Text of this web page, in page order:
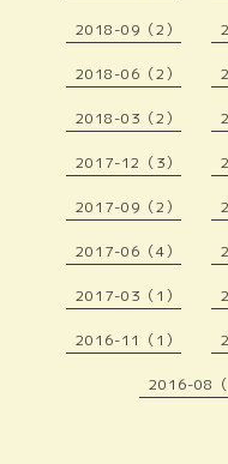
2018-09（2）
2018-06（2）
2018-03（2）
2017-12（3）
2017-09（2）
2017-06（4）
2017-03（1）
2016-11（1）
2016-08（